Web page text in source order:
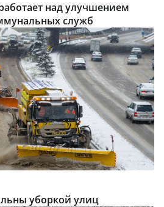
над улучшением
служб
уборкой улиц